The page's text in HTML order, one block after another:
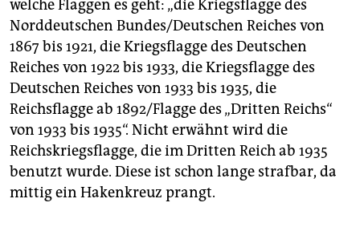
welche Flaggen es geht: „die Kriegsflagge des
Norddeutschen Bundes/Deutschen Reiches von
1867 bis 1921, die Kriegsflagge des Deutschen
Reiches von 1922 bis 1933, die Kriegsflagge des
Deutschen Reiches von 1933 bis 1935, die
Reichsflagge ab 1892/Flagge des „Dritten Reichs“
von 1933 bis 1935“. Nicht erwähnt wird die
Reichskriegsflagge, die im Dritten Reich ab 1935
benutzt wurde. Diese ist schon lange strafbar, da
mittig ein Hakenkreuz prangt.